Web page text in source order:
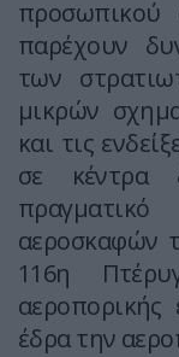
προσωπικού
παρέχουν
των
μικρών
και τις
σε κέντρα
αεροσκαφών
116η
έδρα την